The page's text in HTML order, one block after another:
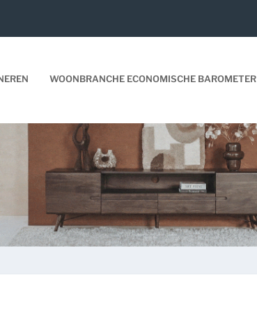
WOONBRANCHE ECONOMISCHE BAROMETER